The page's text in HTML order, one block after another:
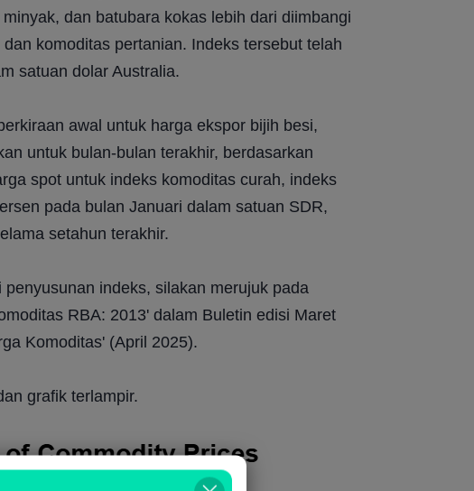
dan batubara kokas lebih dari diimbangi
komoditas pertanian. Indeks tersebut telah
satuan dolar Australia.
awal untuk harga ekspor bijih besi,
untuk bulan-bulan terakhir, berdasarkan
spot untuk indeks komoditas curah, indeks
pada bulan Januari dalam satuan SDR,
setahun terakhir.
indeks, silakan merujuk pada
RBA: 2013' dalam Buletin edisi Maret
Komoditas' (April 2025).
grafik terlampir.